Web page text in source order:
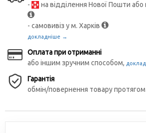
-
на відділення Нової Пошти
- самовивіз у м. Харків
докладніше →
Оплата при отриманні
або іншим зручним способом,
Гарантія
обмін/повернення товару протягом